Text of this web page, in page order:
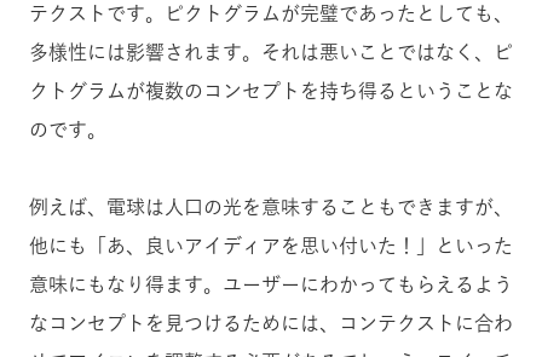
テクストです。ピクトグラムが完璧であったとしても、
多様性には影響されます。それは悪いことではなく、ピ
クトグラムが複数のコンセプトを持ち得るということな
のです。
例えば、電球は人口の光を意味することもできますが、
他にも「あ、良いアイディアを思い付いた！」といった
意味にもなり得ます。ユーザーにわかってもらえるよう
なコンセプトを見つけるためには、コンテクストに合わ